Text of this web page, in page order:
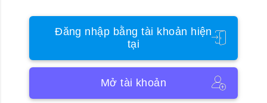
Đăng nhập bằng tài khoản hiện
tại
Mở tài khoản